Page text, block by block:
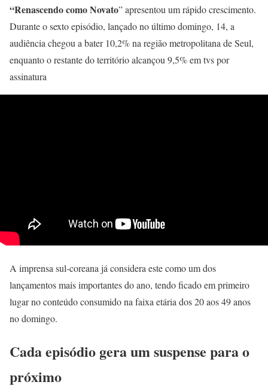
“Renascendo como Novato” apresentou um rápido crescimento.
Durante o sexto episódio, lançado no último domingo, 14, a
audiência chegou a bater 10,2% na região metropolitana de Seul,
enquanto o restante do território alcançou 9,5% em tvs por
assinatura
A imprensa sul-coreana já considera este como um dos
lançamentos mais importantes do ano, tendo ficado em primeiro
lugar no conteúdo consumido na faixa etária dos 20 aos 49 anos
no domingo.
Cada episódio gera um suspense para o
próximo